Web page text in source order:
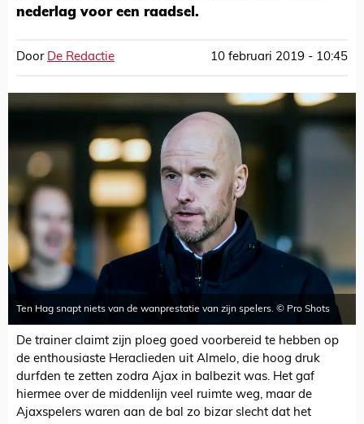
nederlag voor een raadsel.
Door De Redactie 10 februari 2019 - 10:45
Ten Hag snapt niets van de wanprestatie van zijn spelers. © Pro Shots
De trainer claimt zijn ploeg goed voorbereid te hebben op
de enthousiaste Heraclieden uit Almelo, die hoog druk
durfden te zetten zodra Ajax in balbezit was. Het gaf
hiermee over de middenlijn veel ruimte weg, maar de
Ajaxspelers waren aan de bal zo bizar slecht dat het